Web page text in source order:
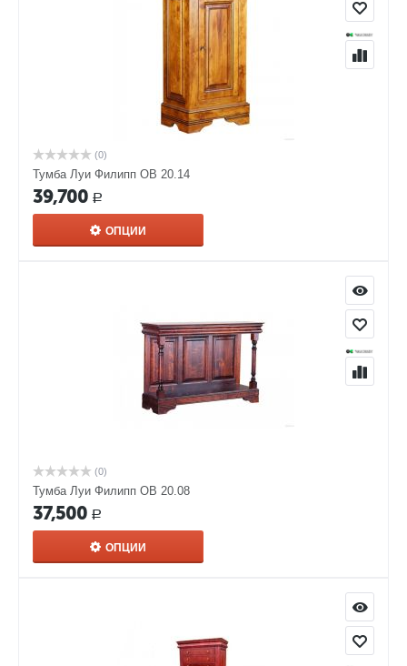
(0)
Тумба Луи Филипп ОВ 20.14
39,700 Р
ОПЦИИ
(0)
Тумба Луи Филипп ОВ 20.08
37,500 Р
ОПЦИИ